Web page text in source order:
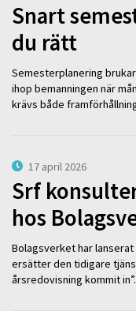
Snart
du rätt
Semesterplanering
ihop bemanningen när
krävs både
17 april 2026
Srf
hos
Bolagsverket har
ersätter den tidigare
årsredovisning kommit